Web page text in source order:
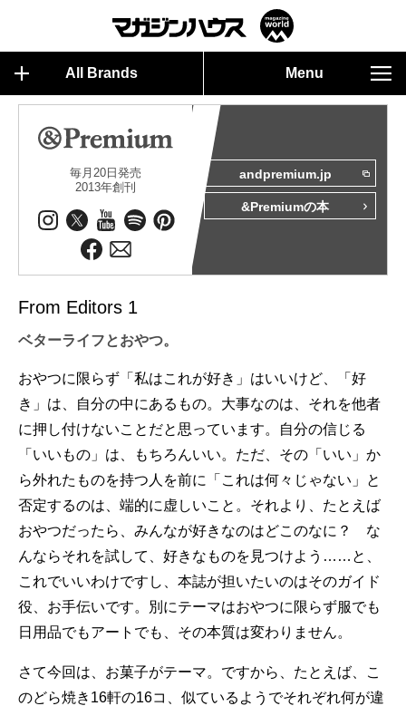
All Brands Menu
毎月20日発売
2013年創刊
andpremium.jp
&Premiumの本
From Editors 1
ベターライフとおやつ。
おやつに限らず「私はこれが好き」はいいけど、「好
き」は、自分の中にあるもの。大事なのは、それを他者
に押し付けないことだと思っています。自分の信じる
「いいもの」は、もちろんいい。ただ、その「いい」か
ら外れたものを持つ人を前に「これは何々じゃない」と
否定するのは、端的に虚しいこと。それより、たとえば
おやつだったら、みんなが好きなのはどこのなに？ な
んならそれを試して、好きなものを見つけよう……と、
これでいいわけですし、本誌が担いたいのはそのガイド
役、お手伝いです。別にテーマはおやつに限らず服でも
日用品でもアートでも、その本質は変わりません。
さて今回は、お菓子がテーマ。ですから、たとえば、こ
のどら焼き16軒の16コ、似ているようでそれぞれ何が違